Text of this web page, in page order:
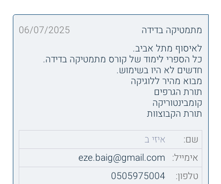
מתמטיקה בדידה
06/07/2025
לאיסוף מתל אביב.
כל הספרי לימוד של קורס מתמטיקה בדידה.
חדשים לא היו בשימוש.
מבוא מהיר ללוגיקה
תורת הגרפים
קומבינטוריקה
תורת הקבוצוות
שם:
איזי ב
אימייל: eze.baig@gmail.com
טלפון:
0505975004